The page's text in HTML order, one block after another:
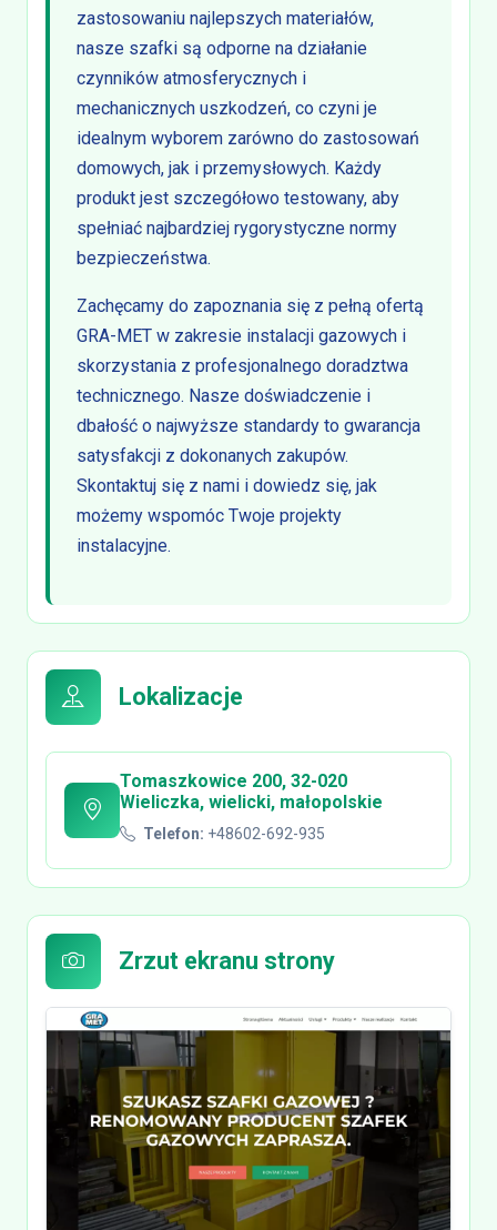
zastosowaniu najlepszych materiałów,
nasze szafki są odporne na działanie
czynników atmosferycznych i
mechanicznych uszkodzeń, co czyni je
idealnym wyborem zarówno do zastosowań
domowych, jak i przemysłowych. Każdy
produkt jest szczegółowo testowany, aby
spełniać najbardziej rygorystyczne normy
bezpieczeństwa.
Zachęcamy do zapoznania się z pełną ofertą
GRA-MET w zakresie instalacji gazowych i
skorzystania z profesjonalnego doradztwa
technicznego. Nasze doświadczenie i
dbałość o najwyższe standardy to gwarancja
satysfakcji z dokonanych zakupów.
Skontaktuj się z nami i dowiedz się, jak
możemy wspomóc Twoje projekty
instalacyjne.
Lokalizacje
Tomaszkowice 200, 32-020
Wieliczka, wielicki, małopolskie
Telefon: +48602-692-935
Zrzut ekranu strony